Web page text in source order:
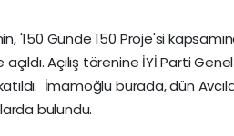
'150 Günde 150 Proje'si
Açılış törenine İYİ Parti
İmamoğlu burada, dün
bulundu.